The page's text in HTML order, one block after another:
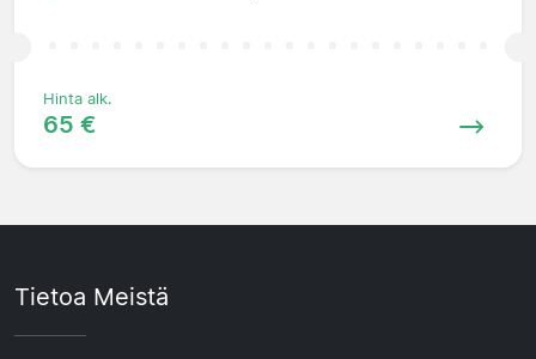
Hinta alk.
65 €
Tietoa Meistä